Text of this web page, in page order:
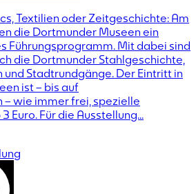
Textilien oder Zeitgeschichte: Am
die Dortmunder Museen ein
Führungsprogramm. Mit dabei sind
die Dortmunder Stahlgeschichte,
Stadtrundgänge. Der Eintritt in
ist – bis auf
– wie immer frei, spezielle
Euro. Für die Ausstellung...